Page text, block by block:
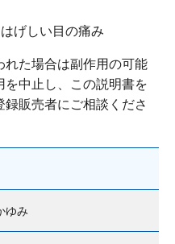
610
・祝、および夏季休業日と年末年始
)]
げしい目の痛み
た場合は副作用の可能
中止し、この説明書を
販売者にご相談くださ
ゆみ